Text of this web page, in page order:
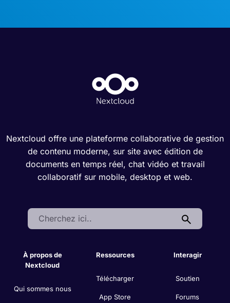
Nextcloud offre une plateforme collaborative de gestion
de contenu moderne, sur site avec édition de
documents en temps réel, chat vidéo et travail
collaboratif sur mobile, desktop et web.
Search:
À propos de
Nextcloud
Qui sommes nous
Ressources
Télécharger
App Store
Interagir
Soutien
Forums